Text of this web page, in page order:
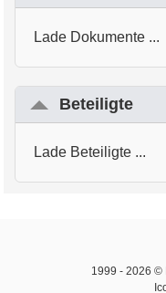
Lade Dokumente ...
Beteiligte
Lade Beteiligte ...
1999 - 2026 ©